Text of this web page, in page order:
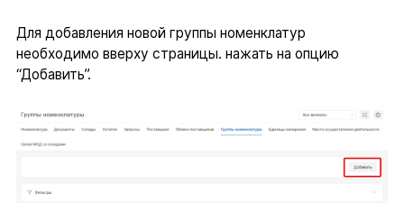
Для добавления новой группы номенклатур
необходимо вверху страницы. нажать на опцию
“Добавить”.